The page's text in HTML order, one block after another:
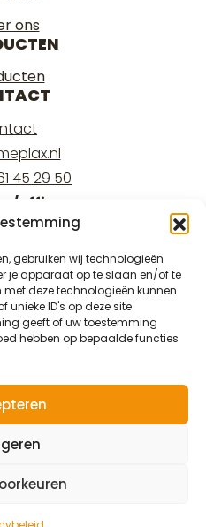
gebruiken wij technologieën
je apparaat op te slaan en/of te
deze technologieën kunnen
ID's op deze site
geeft of uw toestemming
hebben op bepaalde functies
ons
45 29 50
office:
Krollaan 17
Gilze
Krollaan 15
Gilze
Meplax®
Wettelijk